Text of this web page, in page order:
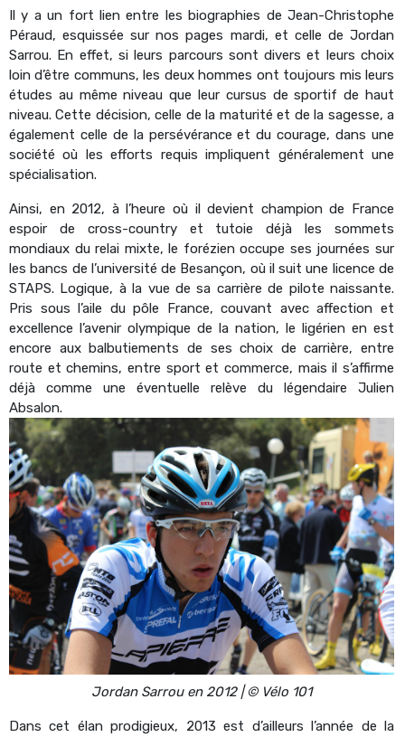
Il y a un fort lien entre les biographies de Jean-Christophe
Péraud, esquissée sur nos pages mardi, et celle de Jordan
Sarrou. En effet, si leurs parcours sont divers et leurs choix
loin d’être communs, les deux hommes ont toujours mis leurs
études au même niveau que leur cursus de sportif de haut
niveau. Cette décision, celle de la maturité et de la sagesse, a
également celle de la persévérance et du courage, dans une
société où les efforts requis impliquent généralement une
spécialisation.
Ainsi, en 2012, à l’heure où il devient champion de France
espoir de cross-country et tutoie déjà les sommets
mondiaux du relai mixte, le forézien occupe ses journées sur
les bancs de l’université de Besançon, où il suit une licence de
STAPS. Logique, à la vue de sa carrière de pilote naissante.
Pris sous l’aile du pôle France, couvant avec affection et
excellence l’avenir olympique de la nation, le ligérien en est
encore aux balbutiements de ses choix de carrière, entre
route et chemins, entre sport et commerce, mais il s’affirme
déjà comme une éventuelle relève du légendaire Julien
Absalon.
Jordan Sarrou en 2012 | © Vélo 101
Dans cet élan prodigieux, 2013 est d’ailleurs l’année de la